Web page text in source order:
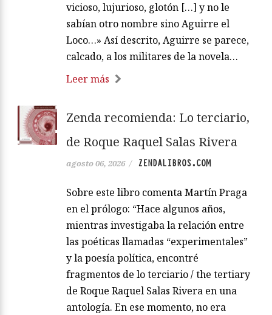
vicioso, lujurioso, glotón […] y no le
sabían otro nombre sino Aguirre el
Loco…» Así descrito, Aguirre se parece,
calcado, a los militares de la novela…
Leer más
Zenda recomienda: Lo terciario,
de Roque Raquel Salas Rivera
agosto 06, 2026 / ZENDALIBROS.COM
Sobre este libro comenta Martín Praga
en el prólogo: “Hace algunos años,
mientras investigaba la relación entre
las poéticas llamadas “experimentales”
y la poesía política, encontré
fragmentos de lo terciario / the tertiary
de Roque Raquel Salas Rivera en una
antología. En ese momento, no era